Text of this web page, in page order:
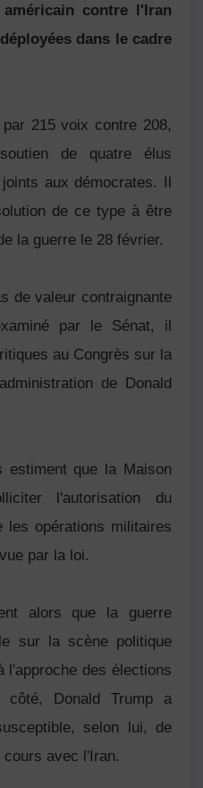
contre l'Iran
dans le cadre
215 voix contre 208,
de quatre élus
aux démocrates. Il
de ce type à être
la guerre le 28 février.
de valeur contraignante
par le Sénat, il
au Congrès sur la
de Donald
estiment que la Maison
l'autorisation du
les opérations militaires
par la loi.
alors que la guerre
sur la scène politique
l'approche des élections
côté, Donald Trump a
selon lui, de
avec l'Iran.